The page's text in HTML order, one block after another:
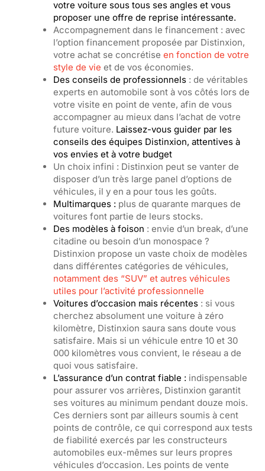
votre voiture sous tous ses angles et vous
proposer une offre de reprise intéressante.
Accompagnement dans le financement : avec
l’option financement proposée par Distinxion,
votre achat se concrétise en fonction de votre
style de vie et de vos économies.
Des conseils de professionnels : de véritables
experts en automobile sont à vos côtés lors de
votre visite en point de vente, afin de vous
accompagner au mieux dans l’achat de votre
future voiture. Laissez-vous guider par les
conseils des équipes Distinxion, attentives à
vos envies et à votre budget
Un choix infini : Distinxion peut se vanter de
disposer d’un très large panel d’options de
véhicules, il y en a pour tous les goûts.
Multimarques : plus de quarante marques de
voitures font partie de leurs stocks.
Des modèles à foison : envie d’un break, d’une
citadine ou besoin d’un monospace ?
Distinxion propose un vaste choix de modèles
dans différentes catégories de véhicules,
notamment des “SUV” et autres véhicules
utiles pour l’activité professionnelle
Voitures d’occasion mais récentes : si vous
cherchez absolument une voiture à zéro
kilomètre, Distinxion saura sans doute vous
satisfaire. Mais si un véhicule entre 10 et 30
000 kilomètres vous convient, le réseau a de
quoi vous satisfaire.
L’assurance d’un contrat fiable : indispensable
pour assurer vos arrières, Distinxion garantit
ses voitures au minimum pendant douze mois.
Ces derniers sont par ailleurs soumis à cent
points de contrôle, ce qui correspond aux tests
de fiabilité exercés par les constructeurs
automobiles eux-mêmes sur leurs propres
véhicules d’occasion. Les points de vente